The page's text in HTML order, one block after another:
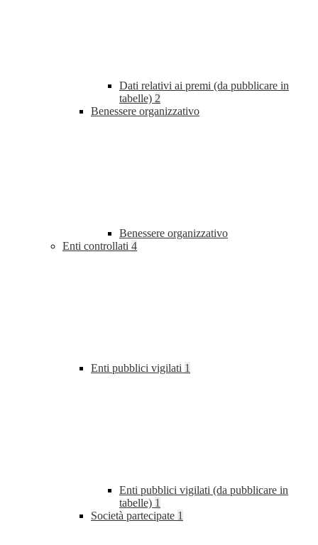
Dati relativi ai premi (da pubblicare in
tabelle) 2
Benessere organizzativo
Benessere organizzativo
Enti controllati 4
Enti pubblici vigilati 1
Enti pubblici vigilati (da pubblicare in
tabelle) 1
Società partecipate 1